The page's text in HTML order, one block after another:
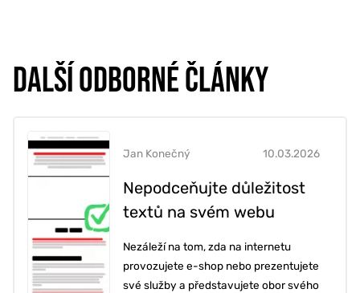
DALŠÍ ODBORNÉ ČLÁNKY
Nepodceňujte důležitost
textů na svém webu
10.03.2026
Jan Konečný
Nezáleží na tom, zda na internetu
provozujete e-shop nebo prezentujete
své služby a představujete obor svého